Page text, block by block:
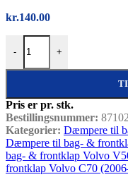
kr.140.00
-
Gasdæmper til
+
Pris er pr. stk.
Bestillingsnummer:
Kategorier: Dæmpere til
Dæmpere til bag- &
bag- & frontklap Volvo
frontklap Volvo C70